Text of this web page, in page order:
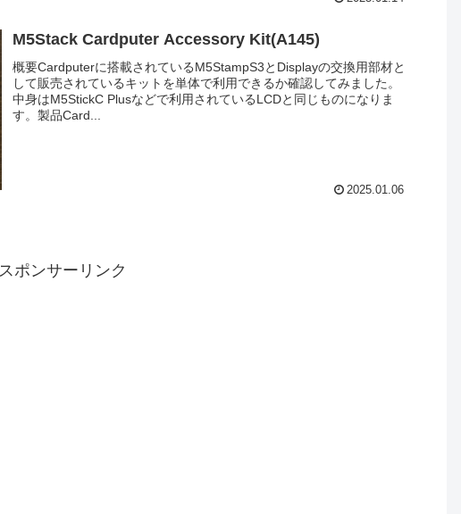
M5Stack Cardputer Accessory Kit(A145)
概要Cardputerに搭載されているM5StampS3とDisplayの交換用部材と
して販売されているキットを単体で利用できるか確認してみました。
中身はM5StickC Plusなどで利用されているLCDと同じものになりま
す。製品Card...
2025.01.06
スポンサーリンク